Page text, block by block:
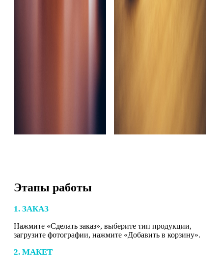
Этапы работы
1. ЗАКАЗ
Нажмите «Сделать заказ», выберите тип продукции,
загрузите фотографии, нажмите «Добавить в корзину».
2. МАКЕТ